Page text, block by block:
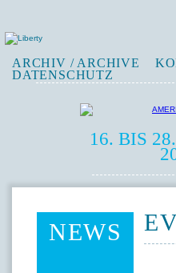
ARCHIV / ARCHIVE
DATENSCHUTZ
16. BIS
NEWS